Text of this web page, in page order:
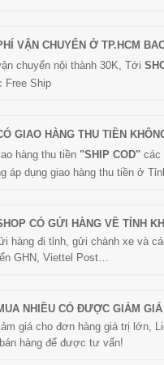
VẬN CHUYỂN Ở TP.HCM
chuyển nội thành 30K, Tới
Free Ship
GIAO HÀNG THU TIỀN
hàng thu tiền "SHIP COD" các
áp dụng giao hàng thu tiền ở
CÓ GỬI HÀNG VỀ TỈNH
hàng đi tỉnh, gửi chành xe và
GHN, Viettel Post…
NHIỀU CÓ ĐƯỢC GIẢM
giá cho đơn hàng giá trị lớn,
hàng để được tư vấn!